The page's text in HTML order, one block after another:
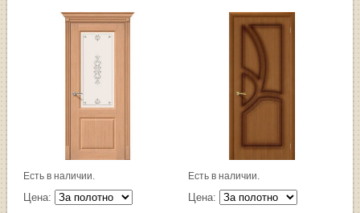
Есть в наличии.
Цена:
Есть в наличии.
Цена: